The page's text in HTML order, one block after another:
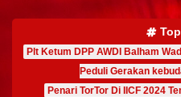
Plt Ketum DPP AWDI Balham
Peduli Gerakan
Penari TorTor Di IICF 2024